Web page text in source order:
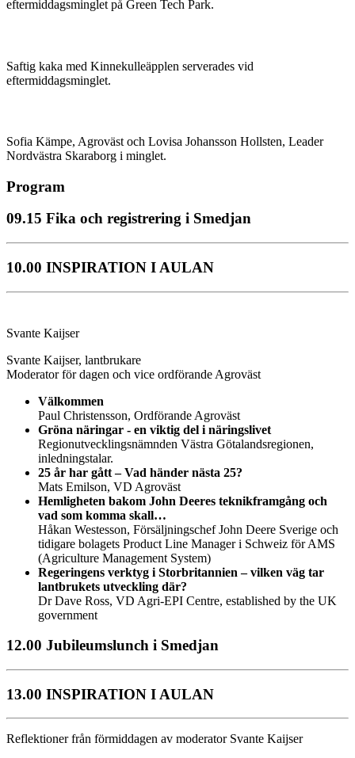
eftermiddagsminglet på Green Tech Park.
Saftig kaka med Kinnekulleäpplen serverades vid
eftermiddagsminglet.
Sofia Kämpe, Agroväst och Lovisa Johansson Hollsten, Leader
Nordvästra Skaraborg i minglet.
Program
09.15 Fika och registrering i Smedjan
10.00 INSPIRATION I AULAN
Svante Kaijser
Svante Kaijser, lantbrukare
Moderator för dagen och vice ordförande Agroväst
Välkommen
Paul Christensson, Ordförande Agroväst
Gröna näringar - en viktig del i näringslivet
Regionutvecklingsnämnden Västra Götalandsregionen,
inledningstalar.
25 år har gått – Vad händer nästa 25?
Mats Emilson, VD Agroväst
Hemligheten bakom John Deeres teknikframgång och
vad som komma skall…
Håkan Westesson, Försäljningschef John Deere Sverige och
tidigare bolagets Product Line Manager i Schweiz för AMS
(Agriculture Management System)
Regeringens verktyg i Storbritannien – vilken väg tar
lantbrukets utveckling där?
Dr Dave Ross, VD Agri-EPI Centre, established by the UK
government
12.00 Jubileumslunch i Smedjan
13.00 INSPIRATION I AULAN
Reflektioner från förmiddagen av moderator Svante Kaijser